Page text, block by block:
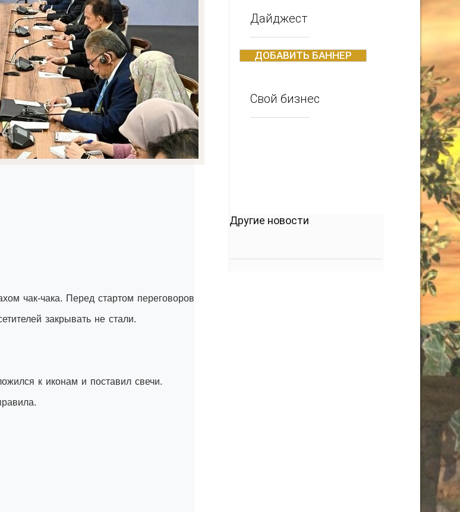
чак-чака. Перед стартом переговоров
закрывать не стали.
к иконам и поставил свечи.
Живите той жизнью, которую вы сами себе
придумали.
-- Лучшее, что можно сделать с хорошим
никогда не бывает полезен никому, кроме того,
Дайджест
ДОБАВИТЬ БАННЕР
Свой бизнес
Другие новости